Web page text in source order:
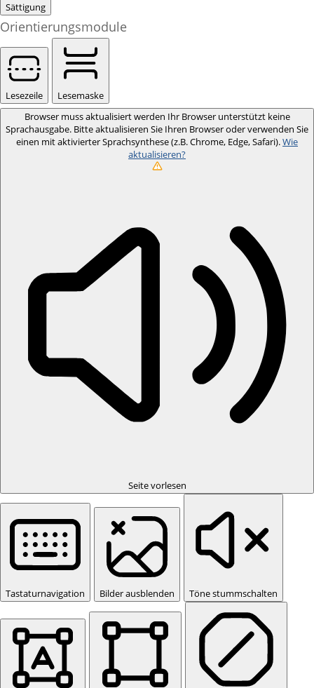
Sättigung
Orientierungsmodule
Lesezeile
Lesemaske
Browser muss aktualisiert werden Ihr Browser unterstützt keine
Sprachausgabe. Bitte aktualisieren Sie Ihren Browser oder verwenden Sie
einen mit aktivierter Sprachsynthese (z.B. Chrome, Edge, Safari).Wie
aktualisieren?
Seite vorlesen
Tastaturnavigation Bilder ausblenden Töne stummschalten